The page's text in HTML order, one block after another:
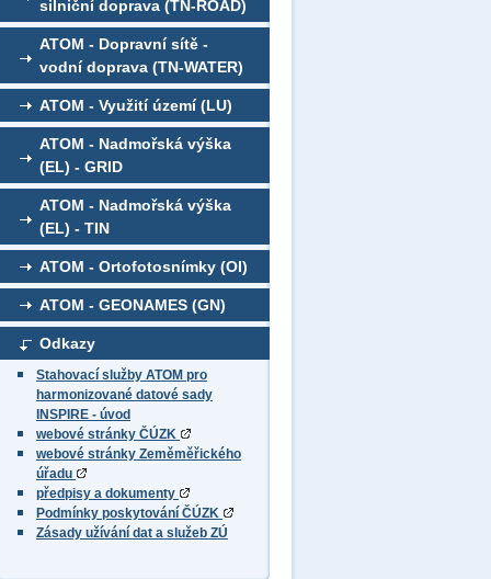
silniční doprava (TN-ROAD)
ATOM - Dopravní sítě -
vodní doprava (TN-WATER)
ATOM - Využití území (LU)
ATOM - Nadmořská výška
(EL) - GRID
ATOM - Nadmořská výška
(EL) - TIN
ATOM - Ortofotosnímky (OI)
ATOM - GEONAMES (GN)
Odkazy
Stahovací služby ATOM pro
harmonizované datové sady
INSPIRE - úvod
webové stránky ČÚZK
webové stránky Zeměměřického
úřadu
předpisy a dokumenty
Podmínky poskytování ČÚZK
Zásady užívání dat a služeb ZÚ